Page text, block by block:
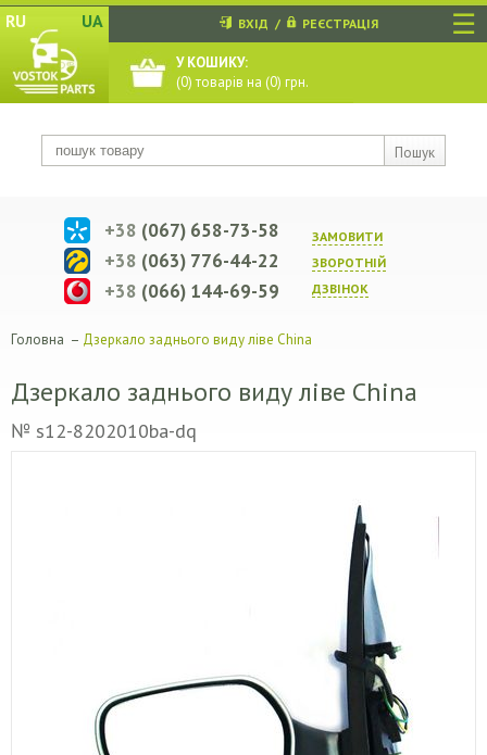
☰
RU UA
Пошук
ВХІД / РЕЄСТРАЦІЯ
У КОШИКУ:
(0) товарів на (0) грн.
ЗАМОВИТИ
ЗВОРОТНIЙ
ДЗВIНОК
+38 (067) 658-73-58
+38 (063) 776-44-22
+38 (066) 144-69-59
Головна – Дзеркало заднього виду ліве China
Дзеркало заднього виду ліве China
№ s12-8202010ba-dq